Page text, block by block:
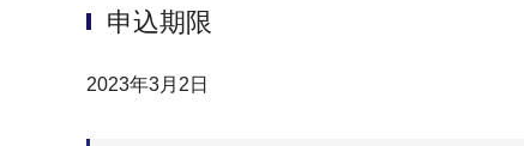
申込期限
2023年3月2日